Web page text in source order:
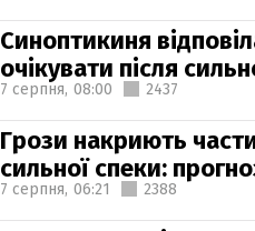
Синоптикиня
очікувати після
7 серпня, 08:00 2437
Грози накриють
сильної спеки:
7 серпня, 06:21 2388